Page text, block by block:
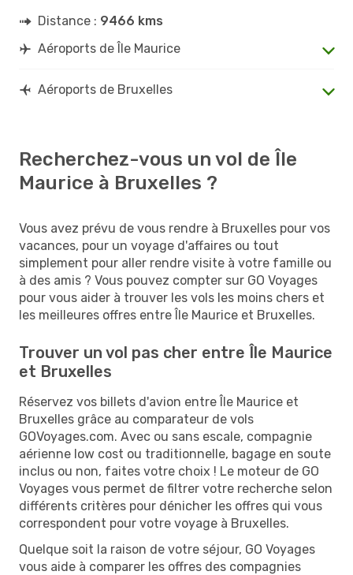
Distance : 9466 kms
Aéroports de Île Maurice
Aéroports de Bruxelles
Recherchez-vous un vol de Île
Maurice à Bruxelles ?
Vous avez prévu de vous rendre à Bruxelles pour vos
vacances, pour un voyage d'affaires ou tout
simplement pour aller rendre visite à votre famille ou
à des amis ? Vous pouvez compter sur GO Voyages
pour vous aider à trouver les vols les moins chers et
les meilleures offres entre Île Maurice et Bruxelles.
Trouver un vol pas cher entre Île Maurice
et Bruxelles
Réservez vos billets d'avion entre Île Maurice et
Bruxelles grâce au comparateur de vols
GOVoyages.com. Avec ou sans escale, compagnie
aérienne low cost ou traditionnelle, bagage en soute
inclus ou non, faites votre choix ! Le moteur de GO
Voyages vous permet de filtrer votre recherche selon
différents critères pour dénicher les offres qui vous
correspondent pour votre voyage à Bruxelles.
Quelque soit la raison de votre séjour, GO Voyages
vous aide à comparer les offres des compagnies